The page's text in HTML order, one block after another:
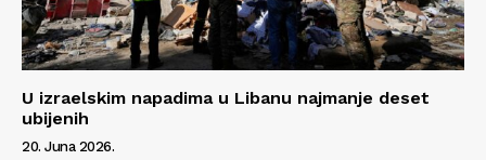
U izraelskim napadima u Libanu najmanje deset
ubijenih
20. Juna 2026.